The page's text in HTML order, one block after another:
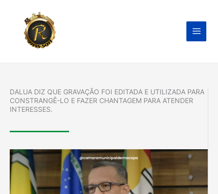
conteúdo
DALUA DIZ QUE GRAVAÇÃO FOI EDITADA E UTILIZADA PARA
CONSTRANGÊ-LO E FAZER CHANTAGEM PARA ATENDER
INTERESSES.